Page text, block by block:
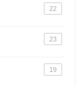
22
23
19